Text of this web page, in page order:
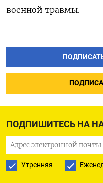
ПОДПИШИТЕСЬ НА
Утренняя
военной травмы.
Основные
28 сентября